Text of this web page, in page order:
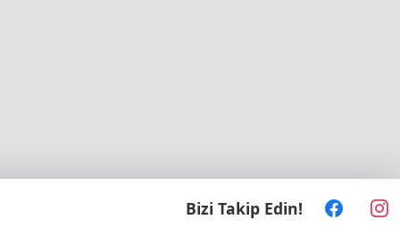
Bizi Takip Edin!